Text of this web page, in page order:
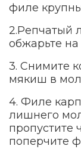
филе
2.Репчатый
обжарьте
3. Снимите
мякиш в
4. Филе
лишнего
пропустите
поперчите